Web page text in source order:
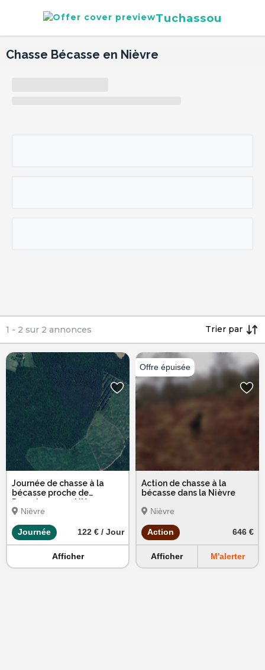
Tuchassou
Chasse Bécasse en Nièvre
1 - 2 sur 2 annonces Trier par
Journée de chasse à la
bécasse proche de
Dompierre-sur-Nièvre
Nièvre
Journée 122 € / Jour
Afficher
Action de chasse à la
bécasse dans la Nièvre
Nièvre
Action 646 €
Afficher M'alerter